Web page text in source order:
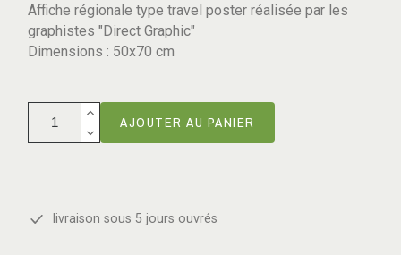
Affiche régionale type travel poster réalisée par les
graphistes "Direct Graphic"
Dimensions : 50x70 cm
AJOUTER AU PANIER
livraison sous 5 jours ouvrés